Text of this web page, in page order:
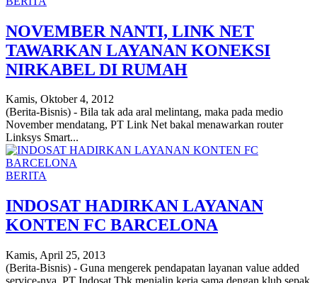
NOVEMBER NANTI, LINK NET
TAWARKAN LAYANAN KONEKSI
NIRKABEL DI RUMAH
Kamis, Oktober 4, 2012
(Berita-Bisnis) - Bila tak ada aral melintang, maka pada medio
November mendatang, PT Link Net bakal menawarkan router
Linksys Smart...
BERITA
INDOSAT HADIRKAN LAYANAN
KONTEN FC BARCELONA
Kamis, April 25, 2013
(Berita-Bisnis) - Guna mengerek pendapatan layanan value added